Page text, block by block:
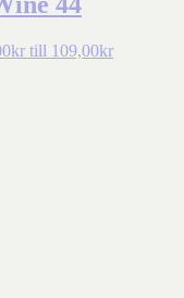
till 109,00kr